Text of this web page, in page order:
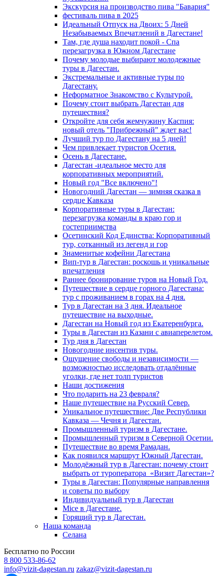
Экскурсия на производство пива "Бавария"
фестиваль пива в 2025
Идеальный Отпуск на Двоих: 5 Дней
Незабываемых Впечатлений в Дагестане!
Там, где душа находит покой - Спа
перезагрузка в Южном Дагестане
Почему молодые выбирают молодежные
туры в Дагестан.
Экстремальные и активные туры по
Дагестану.
Неформатное Знакомство с Культурой.
Почему стоит выбрать Дагестан для
путешествия?
Откройте для себя жемчужину Каспия:
новый отель "Прибрежный" ждет вас!
Лучший тур по Дагестану на 5 дней!
Чем привлекает туристов Осетия.
Осень в Дагестане.
Дагестан -идеальное место для
корпоративных мероприятий.
Новый год "Все включено"!
Новогодний Дагестан — зимняя сказка в
сердце Кавказа
Корпоративные туры в Дагестан:
перезагрузка команды в краю гор и
гостеприимства
Осетинский Код Единства: Корпоративный
тур, сотканный из легенд и гор
Знаменитые кофейни Дагестана
Вип-тур в Дагестан: роскошь и уникальные
впечатления
Раннее бронирование туров на Новый Год.
Путешествие в сердце горного Дагестана:
тур с проживанием в горах на 4 дня.
Тур в Дагестан на 3 дня. Идеальное
путешествие на выходные.
Дагестан на Новый год из Екатеренбурга.
Туры в Дагестан из Казани с авиаперелетом.
Тур дня в Дагестан
Новогодние инсентив туры.
Ощущение свободы и независимости —
возможностью исследовать отдалённые
уголки, где нет толп туристов
Наши достижения
Что подарить на 23 февраля?
Наше путешествие на Русский Север.
Уникальное путешествие: Две Республики
Кавказа — Чечня и Дагестан.
Промышленный туризм в Дагестане.
Промышленный туризм в Северной Осетии.
Путешествие во время Рамадан.
Как появился маршрут Южный Дагестан.
Молодёжный тур в Дагестан: почему стоит
выбрать от туроператора «Визит Дагестан»?
Туры в Дагестан: Популярные направлення
и советы по выбору
Индивидуальный тур в Дагестан
Mice в Дагестане.
Горящий тур в Дагестан.
Наша команда
Селана
Бесплатно по России
8 800 533-86-62
info@vizit-dagestan.ru zakaz@vizit-dagestan.ru